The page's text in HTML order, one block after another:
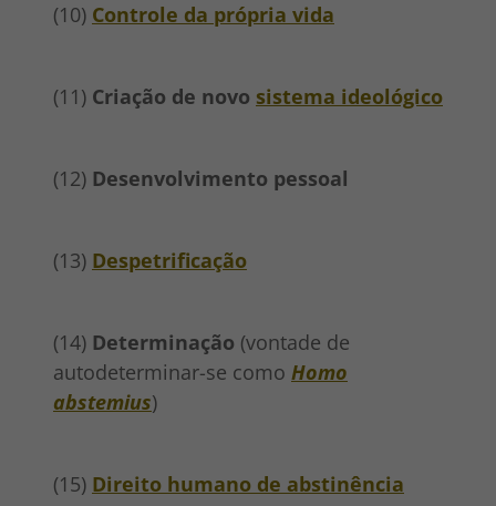
(10) Controle da própria vida
(11) Criação de novo sistema ideológico
(12) Desenvolvimento pessoal
(13) Despetrificação
(14) Determinação (vontade de
autodeterminar-se como Homo
abstemius)
(15) Direito humano de abstinência